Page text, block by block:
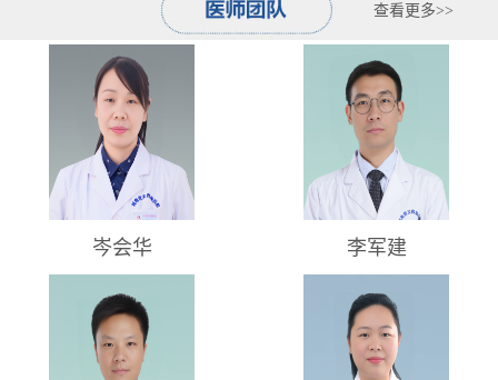
查看更多>>
岑会华 李军建